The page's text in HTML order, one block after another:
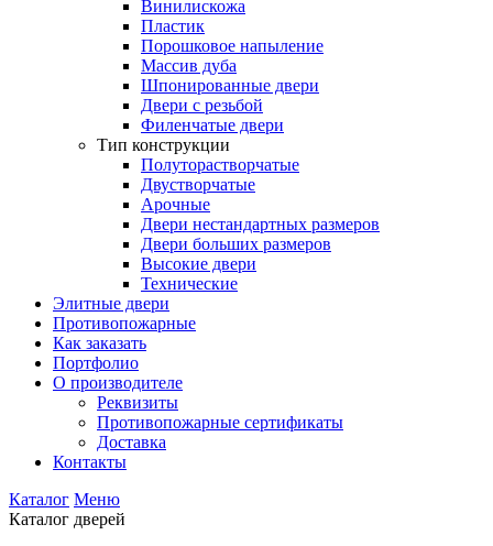
Винилискожа
Пластик
Порошковое напыление
Массив дуба
Шпонированные двери
Двери с резьбой
Филенчатые двери
Тип конструкции
Полуторастворчатые
Двустворчатые
Арочные
Двери нестандартных размеров
Двери больших размеров
Высокие двери
Технические
Элитные двери
Противопожарные
Как заказать
Портфолио
О производителе
Реквизиты
Противопожарные сертификаты
Доставка
Контакты
Каталог Меню
Каталог дверей